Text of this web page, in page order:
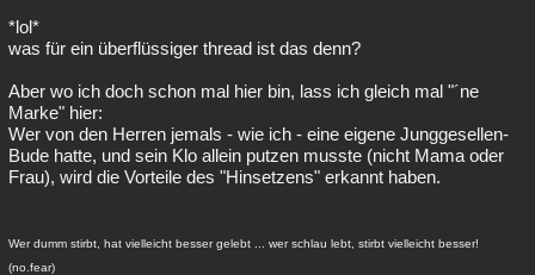
*lol*
was für ein überflüssiger thread ist das denn?
Aber wo ich doch schon mal hier bin, lass ich gleich mal "´ne
Marke" hier:
Wer von den Herren jemals - wie ich - eine eigene Junggesellen-
Bude hatte, und sein Klo allein putzen musste (nicht Mama oder
Frau), wird die Vorteile des "Hinsetzens" erkannt haben.
Wer dumm stirbt, hat vielleicht besser gelebt ... wer schlau lebt, stirbt vielleicht besser!
(no.fear)